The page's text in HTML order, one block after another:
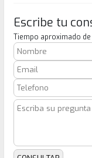
Escribe tu
Tiempo aproximado